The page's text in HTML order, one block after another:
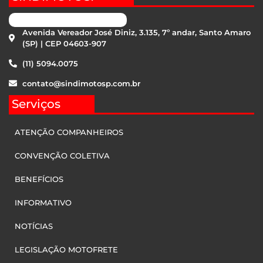
Avenida Vereador José Diniz, 3.135, 7º andar, Santo Amaro
(SP) | CEP 04603-907
(11) 5094.0075
contato@sindimotosp.com.br
Serviços
ATENÇÃO COMPANHEIROS
CONVENÇÃO COLETIVA
BENEFÍCIOS
INFORMATIVO
NOTÍCIAS
LEGISLAÇÃO MOTOFRETE